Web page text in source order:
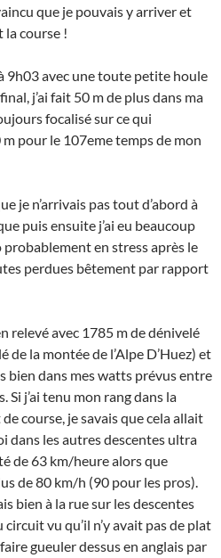
que je pouvais y arriver et
la course !
9h03 avec une toute petite houle
j’ai fait 50 m de plus dans ma
focalisé sur ce qui
pour le 107eme temps de mon
je n’arrivais pas tout d’abord à
puis ensuite j’ai eu beaucoup
en stress après le
perdues bêtement par rapport
relevé avec 1785 m de dénivelé
de la montée de l’Alpe D’Huez) et
bien dans mes watts prévus entre
Si j’ai tenu mon rang dans la
course, je savais que cela allait
dans les autres descentes ultra
de 63 km/heure alors que
de 80 km/h (90 pour les pros).
bien à la rue sur les descentes
vu qu’il n’y avait pas de plat
gueuler dessus en anglais par